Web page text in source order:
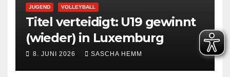
JUGEND VOLLEYBALL
Titel verteidigt: U19 gewinnt
(wieder) in Luxemburg
8. JUNI 2026 SASCHA HEMM